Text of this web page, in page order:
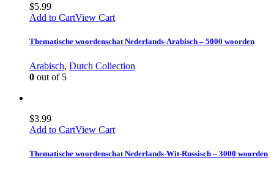
$5.99
Add to CartView Cart
Thematische woordenschat Nederlands-Arabisch – 5000 woorden
Arabisch, Dutch Collection
0 out of 5
$3.99
Add to CartView Cart
Thematische woordenschat Nederlands-Wit-Russisch – 3000 woorden